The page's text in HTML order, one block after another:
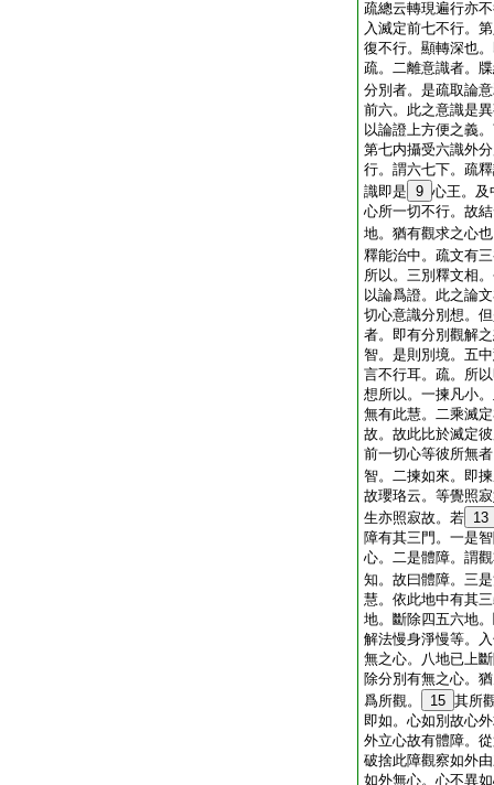
疏總云轉現遍行亦
入滅定前七不行。
復不行。顯轉深也
疏。二離意識者。
分別者。是疏取論
前六。此之意識是
以論證上方便之義
第七内攝受六識外
行。謂六七下。疏
識即是 9 心王。及
心所一切不行。故
地。猶有觀求之心
釋能治中。疏文有
所以。三別釋文相
以論爲證。此之論
切心意識分別想。
者。即有分別觀解
智。是則別境。五
言不行耳。疏。所
想所以。一揀凡小
無有此慧。二乘滅
故。故此比於滅定
前一切心等彼所無
智。二揀如來。即
故瓔珞云。等覺照
生亦照寂故。若 13
障有其三門。一是
心。二是體障。謂
知。故曰體障。三
慧。依此地中有其
地。斷除四五六地
解法慢身淨慢等。
無之心。八地已上
除分別有無之心。
爲所觀。
15 其所
即如。心如別故心
外立心故有體障。
破捨此障觀察如外
如外無心。心不異